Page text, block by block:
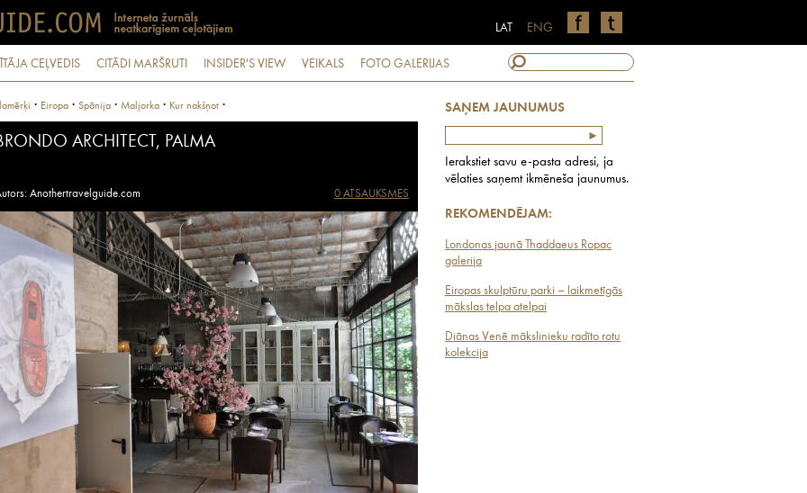
ENG
LAT
CEĻVEDIS CITĀDI MARŠRUTI INSIDER'S VIEW VEIKALS FOTO GALERIJAS
SAŅEM JAUNUMUS
Ierakstiet savu e-pasta adresi, ja
vēlaties saņemt ikmēneša jaunumus.
REKOMENDĒJAM:
Londonas jaunā Thaddaeus Ropac
galerija
Eiropas skulptūru parki – laikmetīgās
mākslas telpa atelpai
Diānas Venē mākslinieku radīto rotu
kolekcija
· Eiropa · Spānija · Maljorka · Kur nakšņot ·
ARCHITECT, PALMA
Anothertravelguide.com 0 ATSAUKSMES